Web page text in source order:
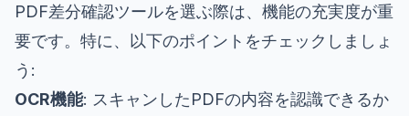
PDF差分確認ツールを選ぶ際は、機能の充実度が重
要です。特に、以下のポイントをチェックしましょ
う:
OCR機能: スキャンしたPDFの内容を認識できるか